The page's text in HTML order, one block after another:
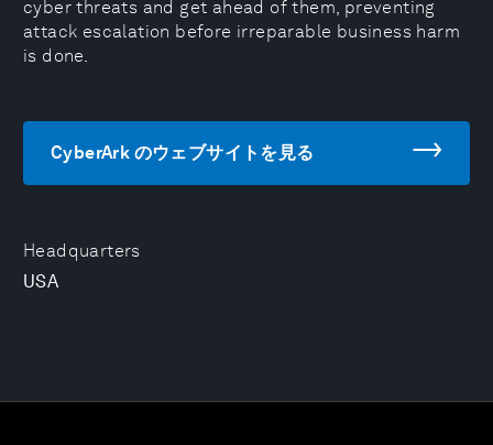
Headquarters
USA
cyber threats and get ahead of them, preventing
attack escalation before irreparable business harm
is done.
CyberArk のウェブサイトを見る